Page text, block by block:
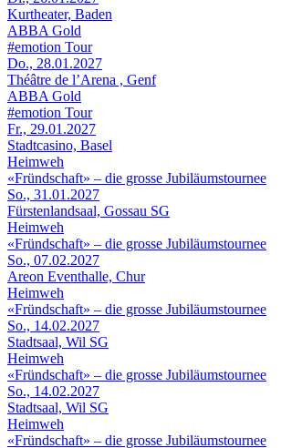
Kurtheater, Baden
ABBA Gold
#emotion Tour
Do., 28.01.2027
Théâtre de l’Arena , Genf
ABBA Gold
#emotion Tour
Fr., 29.01.2027
Stadtcasino, Basel
Heimweh
«Fründschaft» – die grosse Jubiläumstournee
So., 31.01.2027
Fürstenlandsaal, Gossau SG
Heimweh
«Fründschaft» – die grosse Jubiläumstournee
So., 07.02.2027
Areon Eventhalle, Chur
Heimweh
«Fründschaft» – die grosse Jubiläumstournee
So., 14.02.2027
Stadtsaal, Wil SG
Heimweh
«Fründschaft» – die grosse Jubiläumstournee
So., 14.02.2027
Stadtsaal, Wil SG
Heimweh
«Fründschaft» – die grosse Jubiläumstournee